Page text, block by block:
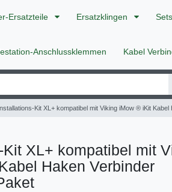
Ersatzteile Ersatzklingen Sets
Anschlussklemmen Kabel
Installations-Kit XL+ kompatibel mit Viking iMow ® iKit
XL+ kompatibel mit
Haken Verbinder